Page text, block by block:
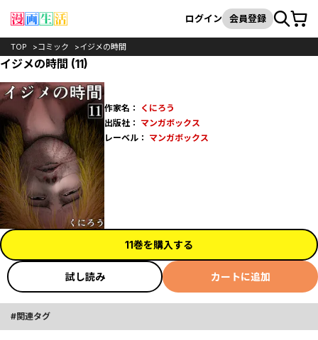
検索
ログイン 会員登録カート
TOP コミック イジメの時間
イジメの時間 (11)
作家名：
くにろう
出版社： マンガボックス
レーベル： マンガボックス
11巻を購入する
試し読み カートに追加
関連タグ